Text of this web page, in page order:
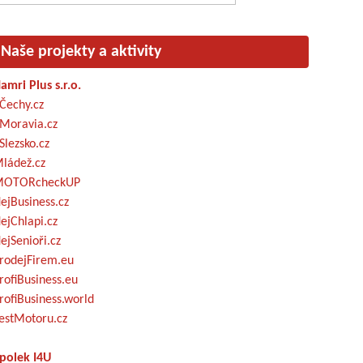
Naše projekty a aktivity
Plus s.r.o.
I4U